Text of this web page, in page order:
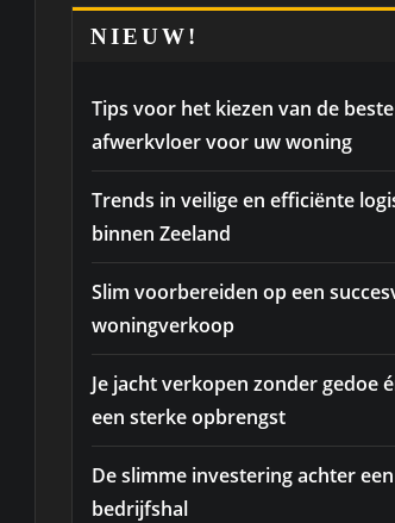
NIEUW!
Tips voor het kiezen van de beste
afwerkvloer voor uw woning
Trends in veilige en efficiënte
binnen Zeeland
Slim voorbereiden op een
woningverkoop
Je jacht verkopen zonder gedoe
een sterke opbrengst
De slimme investering achter
bedrijfshal